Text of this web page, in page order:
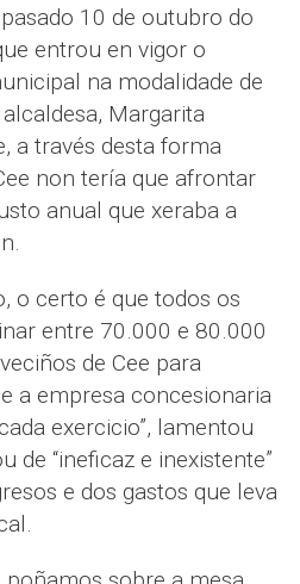
10 de outubro do
entrou en vigor o
na modalidade de
alcaldesa, Margarita
a través desta forma
non tería que afrontar
anual que xeraba a
o certo é que todos os
entre 70.000 e 80.000
de Cee para
a empresa concesionaria
exercicio”, lamentou
de “ineficaz e inexistente”
e dos gastos que leva